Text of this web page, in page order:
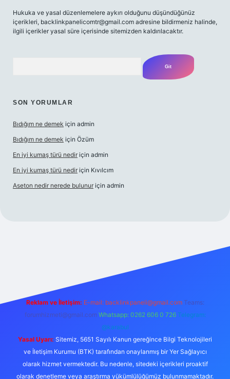
Hukuka ve yasal düzenlemelere aykırı olduğunu düşündüğünüz
içerikleri, backlinkpanelicomtr@gmail.com adresine bildirmeniz halinde,
ilgili içerikler yasal süre içerisinde sitemizden kaldırılacaktır.
SON YORUMLAR
Bıdığım ne demek için admin
Bıdığım ne demek için Özüm
En iyi kumaş türü nedir için admin
En iyi kumaş türü nedir için Kıvılcım
Aseton nedir nerede bulunur için admin
Reklam ve İletişim: E-mail: backlinkpaneli@gmail.com Teams:
forumhizmeti@gmail.com Whatsapp: 0262 606 0 726 Telegram:
@karabul
Yasal Uyarı: Sitemiz, 5651 Sayılı Kanun gereğince Bilgi Teknolojileri
ve İletişim Kurumu (BTK) tarafından onaylanmış bir Yer Sağlayıcı
olarak hizmet vermektedir. Bu nedenle, sitedeki içerikleri proaktif
olarak denetleme veya araştırma yükümlülüğümüz bulunmamaktadır.